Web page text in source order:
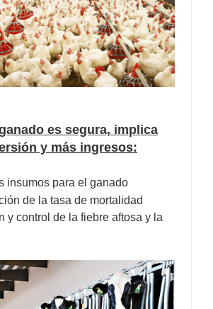
es segura, implica
y más ingresos:
insumos para el ganado
de la tasa de mortalidad
y control de la fiebre aftosa y la